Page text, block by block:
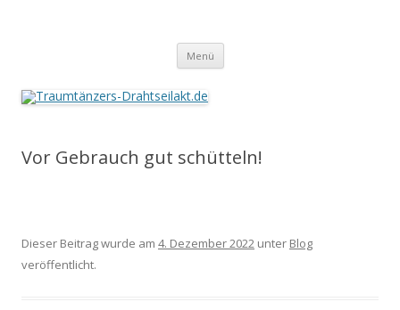
Menü Springe
Inhalt
Vor Gebrauch gut schütteln!
Dieser Beitrag wurde am 4. Dezember 2022 unter Blog
veröffentlicht.